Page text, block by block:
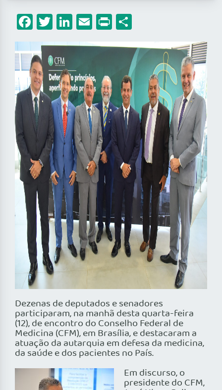
Facebook
Twitter
LinkedIn
Email
Print
Dezenas de deputados e senadores
participaram, na manhã desta quarta-feira
(12), de encontro do Conselho Federal de
Medicina (CFM), em Brasília, e destacaram a
atuação da autarquia em defesa da medicina,
da saúde e dos pacientes no País.
Em discurso, o
presidente do CFM,